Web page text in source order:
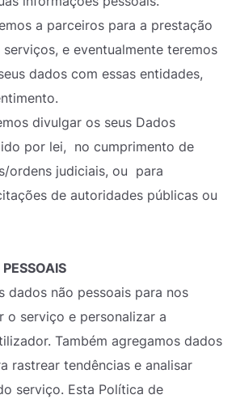
a parceiros para a prestação
e eventualmente teremos
dados com essas entidades,
divulgar os seus Dados
por lei, no cumprimento de
ordens judiciais, ou para
de autoridades públicas ou
dados não pessoais para nos
o serviço e personalizar a
Também agregamos dados
rastrear tendências e analisar
serviço. Esta Política de